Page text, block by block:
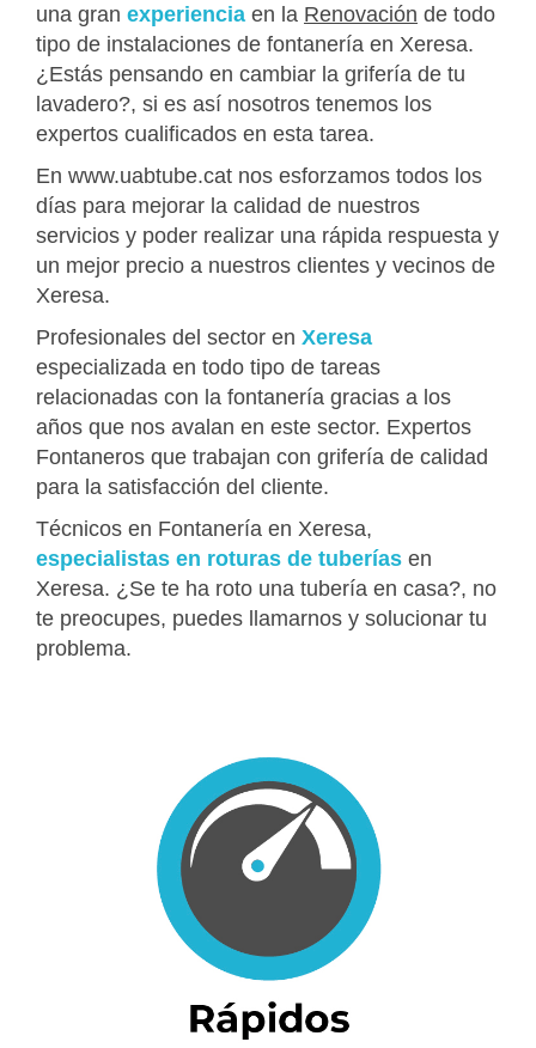
una gran experiencia en la Renovación de todo
tipo de instalaciones de fontanería en Xeresa.
¿Estás pensando en cambiar la grifería de tu
lavadero?, si es así nosotros tenemos los
expertos cualificados en esta tarea.
En www.uabtube.cat nos esforzamos todos los
días para mejorar la calidad de nuestros
servicios y poder realizar una rápida respuesta y
un mejor precio a nuestros clientes y vecinos de
Xeresa.
Profesionales del sector en Xeresa
especializada en todo tipo de tareas
relacionadas con la fontanería gracias a los
años que nos avalan en este sector. Expertos
Fontaneros que trabajan con grifería de calidad
para la satisfacción del cliente.
Técnicos en Fontanería en Xeresa,
especialistas en roturas de tuberías en
Xeresa. ¿Se te ha roto una tubería en casa?, no
te preocupes, puedes llamarnos y solucionar tu
problema.